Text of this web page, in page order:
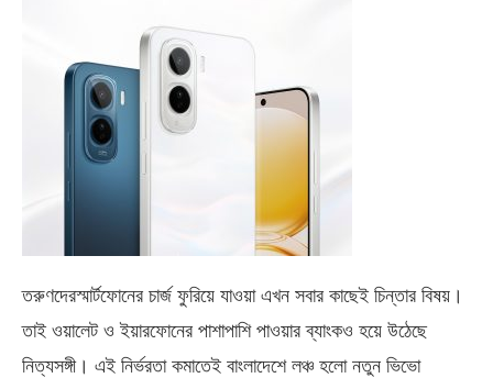
তরুণদেরস্মার্টফোনের চার্জ ফুরিয়ে যাওয়া এখন সবার কাছেই চিন্তার বিষয়।
তাই ওয়ালেট ও ইয়ারফোনের পাশাপাশি পাওয়ার ব্যাংকও হয়ে উঠেছে
নিত্যসঙ্গী। এই নির্ভরতা কমাতেই বাংলাদেশে লঞ্চ হলো নতুন ভিভো